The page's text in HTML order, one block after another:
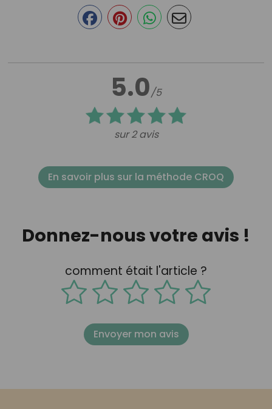
5.0/5
sur 2 avis
En savoir plus sur la méthode CROQ
Donnez-nous votre avis !
comment était l'article ?
Envoyer mon avis